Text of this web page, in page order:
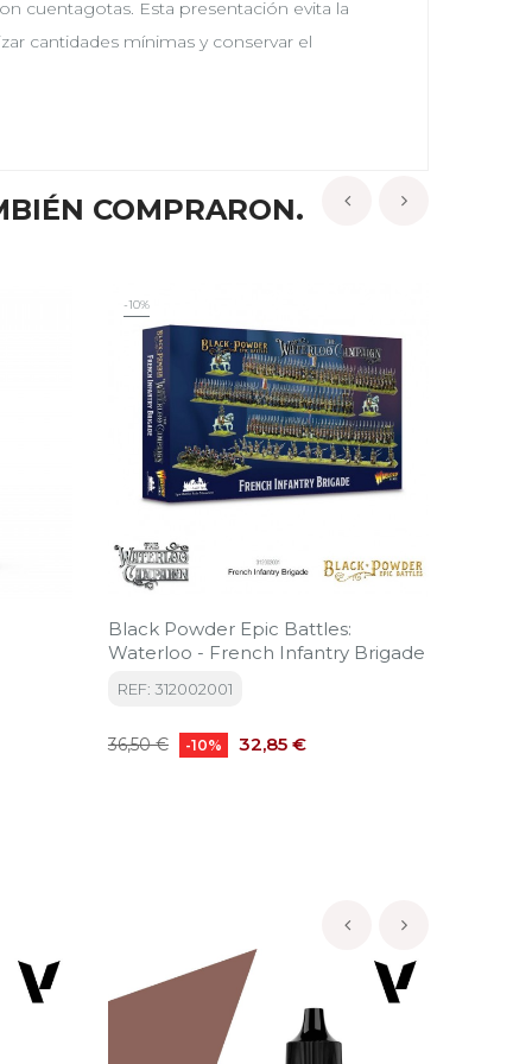
cuentagotas. Esta presentación evita la
cantidades mínimas y conservar el
COMPRARON.
-10%
Black Powder Epic Battles:
Waterloo - French Infantry Brigade
REF: 312002001
Precio
36,50 € -10% Precio
32,85 €
›